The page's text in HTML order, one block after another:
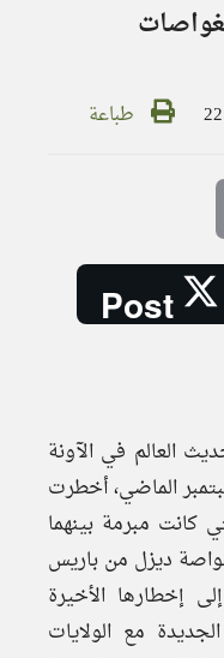
طباعة
Post
العالم في الآونة
الماضي، أخطرت
كانت مبرمة بينهما
نصت على شراء كانبرا ١٢ غواصة ديزل من باريس
إلى إخطارها الأخيرة
مع الولايات